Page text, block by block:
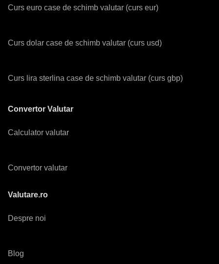
Curs euro case de schimb valutar (curs eur)
Curs dolar case de schimb valutar (curs usd)
Curs lira sterlina case de schimb valutar (curs gbp)
Convertor Valutar
Calculator valutar
Convertor valutar
Valutare.ro
Despre noi
Blog